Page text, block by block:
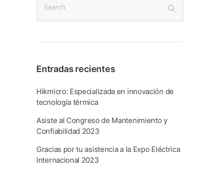
Entradas recientes
Hikmicro: Especializada en innovación de
tecnología térmica
Asiste al Congreso de Mantenimiento y
Confiabilidad 2023
Gracias por tu asistencia a la Expo Eléctrica
Internacional 2023